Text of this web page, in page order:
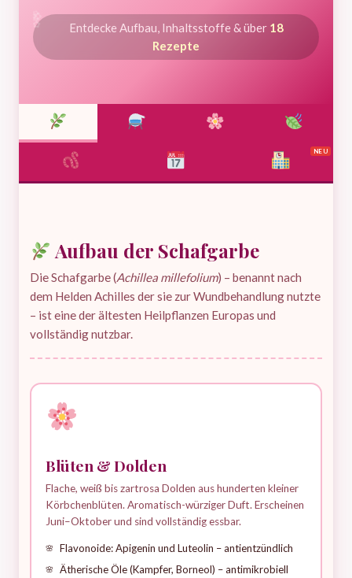
Entdecke Aufbau, Inhaltsstoffe & über 18
Rezepte
✿
✿
✿
Aufbau der Schafgarbe
Die Schafgarbe (Achillea millefolium) – benannt nach
dem Helden Achilles der sie zur Wundbehandlung nutzte
– ist eine der ältesten Heilpflanzen Europas und
vollständig nutzbar.
Blüten & Dolden
Flache, weiß bis zartrosa Dolden aus hunderten kleiner
Körbchenblüten. Aromatisch-würziger Duft. Erscheinen
Juni–Oktober und sind vollständig essbar.
Flavonoide: Apigenin und Luteolin – antientzündlich
Ätherische Öle (Kampfer, Borneol) – antimikrobiell